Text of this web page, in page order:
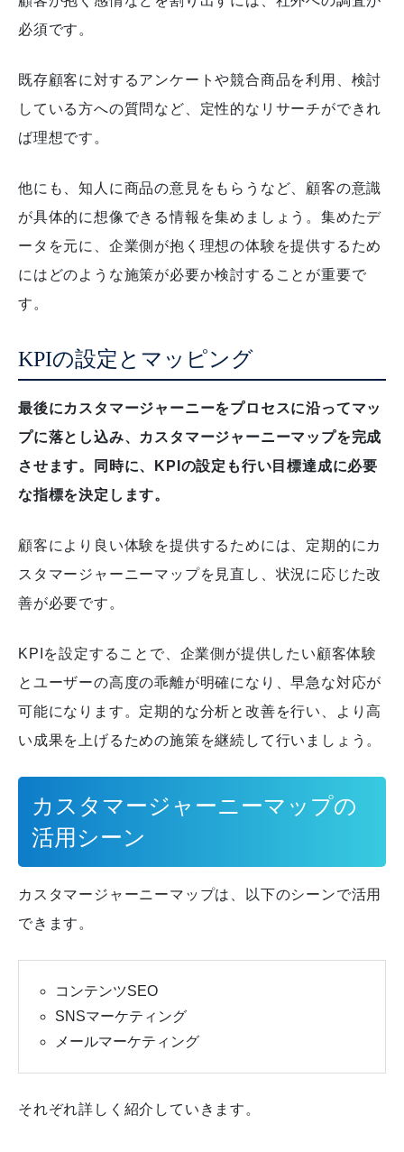
必須です。
既存顧客に対するアンケートや競合商品を利用、検討
している方への質問など、定性的なリサーチができれ
ば理想です。
他にも、知人に商品の意見をもらうなど、顧客の意識
が具体的に想像できる情報を集めましょう。 集めたデ
ータを元に、企業側が抱く理想の体験を提供するため
にはどのような施策が必要か検討することが重要で
す。
KPIの設定とマッピング
最後にカスタマージャーニーをプロセスに沿ってマッ
プに落とし込み、カスタマージャーニーマップを完成
させます。同時に、KPIの設定も行い目標達成に必要
な指標を決定します。
顧客により良い体験を提供するためには、定期的にカ
スタマージャーニーマップを見直し、状況に応じた改
善が必要です。
KPIを設定することで、企業側が提供したい顧客体験
とユーザーの高度の乖離が明確になり、早急な対応が
可能になります。 定期的な分析と改善を行い、より高
い成果を上げるための施策を継続して行いましょう。
カスタマージャーニーマップの
活用シーン
カスタマージャーニーマップは、以下のシーンで活用
できます。
コンテンツSEO
SNSマーケティング
メールマーケティング
それぞれ詳しく紹介していきます。